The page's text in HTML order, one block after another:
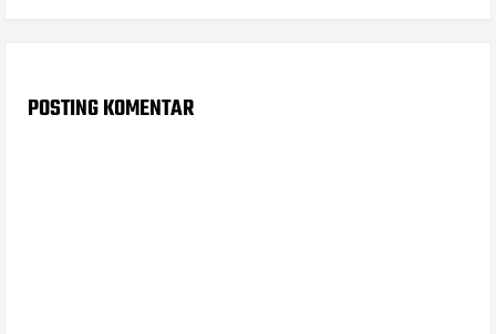
POSTING KOMENTAR